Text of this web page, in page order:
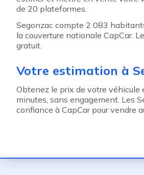
de 20 plateformes.
Segonzac compte 2 083
la couverture nationale CapCar.
gratuit.
Votre estimation à
Obtenez le prix de votre véhicule
minutes, sans engagement. Les
confiance à CapCar pour vendre